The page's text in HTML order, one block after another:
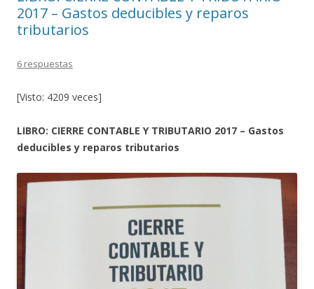
2017 – Gastos deducibles y reparos
tributarios
6 respuestas
[Visto: 4209 veces]
LIBRO: CIERRE CONTABLE Y TRIBUTARIO 2017 – Gastos
deducibles y reparos tributarios